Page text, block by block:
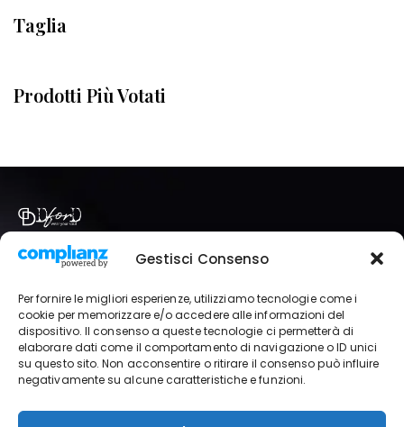
Gestisci Consenso
Per fornire le migliori esperienze, utilizziamo tecnologie come i
cookie per memorizzare e/o accedere alle informazioni del
dispositivo. Il consenso a queste tecnologie ci permetterà di
elaborare dati come il comportamento di navigazione o ID unici
su questo sito. Non acconsentire o ritirare il consenso può influire
negativamente su alcune caratteristiche e funzioni.
Taglia
Prodotti Più Votati
+39 333 821 6295
dford.abbigliamento@gmail.com
P.IVA | 11989690968
SHOP IL MIO ACCOUNT
NEGOZIO
TERMINI E CONDIZIONI
PRIVACY POLICY